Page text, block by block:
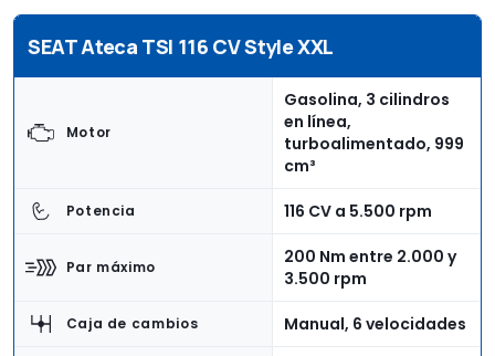
SEAT Ateca TSI 116 CV Style XXL
Motor
Gasolina, 3 cilindros
en línea,
turboalimentado, 999
cm³
Potencia 116 CV a 5.500 rpm
Par máximo
200 Nm entre 2.000 y
3.500 rpm
Caja de cambios Manual, 6 velocidades